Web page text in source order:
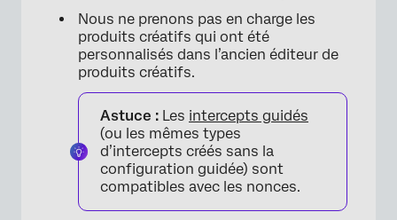
Nous ne prenons pas en charge les
produits créatifs qui ont été
personnalisés dans l’ancien éditeur de
produits créatifs.
Astuce : Les intercepts guidés
(ou les mêmes types
d’intercepts créés sans la
configuration guidée) sont
compatibles avec les nonces.